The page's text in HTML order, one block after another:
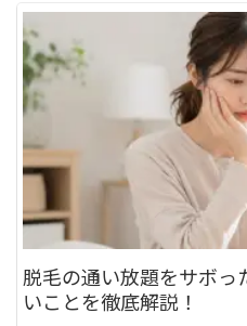
脱毛の通い放題をサボっ
いことを徹底解説！